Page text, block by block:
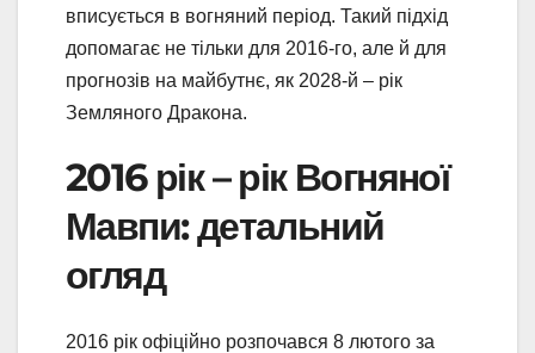
вписується в вогняний період. Такий підхід
допомагає не тільки для 2016-го, але й для
прогнозів на майбутнє, як 2028-й – рік
Земляного Дракона.
2016 рік – рік Вогняної
Мавпи: детальний
огляд
2016 рік офіційно розпочався 8 лютого за